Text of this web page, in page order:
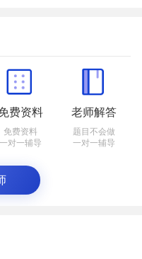
费资料
免费资料
一对一辅导
老师解答
题目不会做
一对一辅导